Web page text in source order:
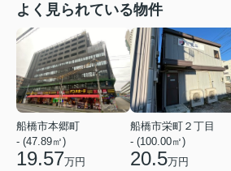
よく見られている物件
船橋市本郷町
- (47.89㎡)
19.57万円
船橋市栄町２丁目
- (100.00㎡)
20.5万円